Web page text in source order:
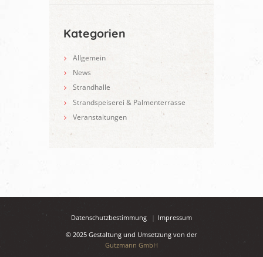
Kategorien
Allgemein
News
Strandhalle
Strandspeiserei & Palmenterrasse
Veranstaltungen
Datenschutzbestimmung Impressum
© 2025 Gestaltung und Umsetzung von der
Gutzmann GmbH